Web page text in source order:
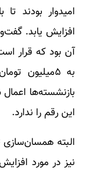
امیدوار بودند
افزایش یابد.
بازنشسته‌ها
این رقم را ندارد.
البته
نیز در مورد